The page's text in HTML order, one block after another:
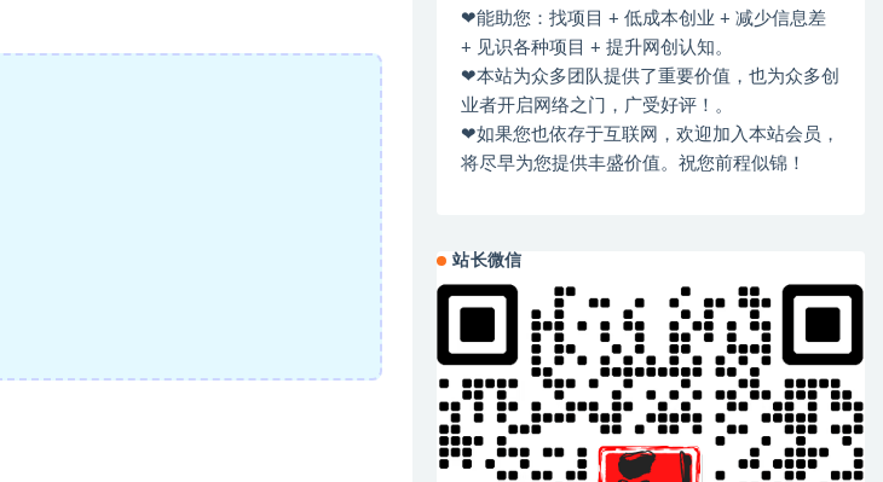
❤能助您：找项目 + 低成本创业 + 减少信息差
+ 见识各种项目 + 提升网创认知。
❤本站为众多团队提供了重要价值，也为众多创
业者开启网络之门，广受好评！。
❤如果您也依存于互联网，欢迎加入本站会员，
将尽早为您提供丰盛价值。祝您前程似锦！
站长微信